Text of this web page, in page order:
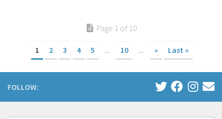
Page 1 of 10
1 2 3 4 5 ... 10 ... » Last »
FOLLOW: